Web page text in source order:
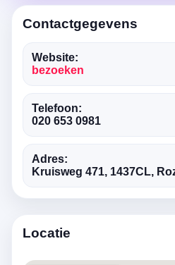
Contactgegevens
Website:
bezoeken
Telefoon:
020 653 0981
Adres:
Kruisweg 471, 1437CL,
Locatie